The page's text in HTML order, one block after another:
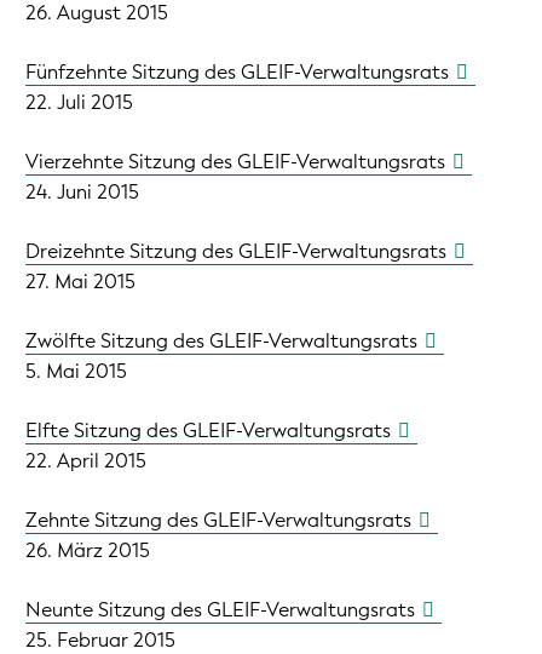
26. August 2015
Fünfzehnte Sitzung des GLEIF-Verwaltungsrats
22. Juli 2015
Vierzehnte Sitzung des GLEIF-Verwaltungsrats
24. Juni 2015
Dreizehnte Sitzung des GLEIF-Verwaltungsrats
27. Mai 2015
Zwölfte Sitzung des GLEIF-Verwaltungsrats
5. Mai 2015
Elfte Sitzung des GLEIF-Verwaltungsrats
22. April 2015
Zehnte Sitzung des GLEIF-Verwaltungsrats
26. März 2015
Neunte Sitzung des GLEIF-Verwaltungsrats
25. Februar 2015